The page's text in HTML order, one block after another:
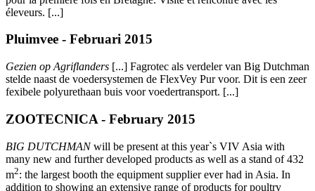
éleveurs. [...]
Pluimvee - Februari 2015
Gezien op Agriflanders [...] Fagrotec als verdeler van Big Dutchman
stelde naast de voedersystemen de FlexVey Pur voor. Dit is een zeer
fexibele polyurethaan buis voor voedertransport. [...]
ZOOTECNICA - February 2015
BIG DUTCHMANwill be present at this year`s VIV Asia with
many new and further developed products as well as a stand of 432
m2: the largest booth the equipment supplier ever had in Asia. In
addition to showing an extensive range of products for poultry